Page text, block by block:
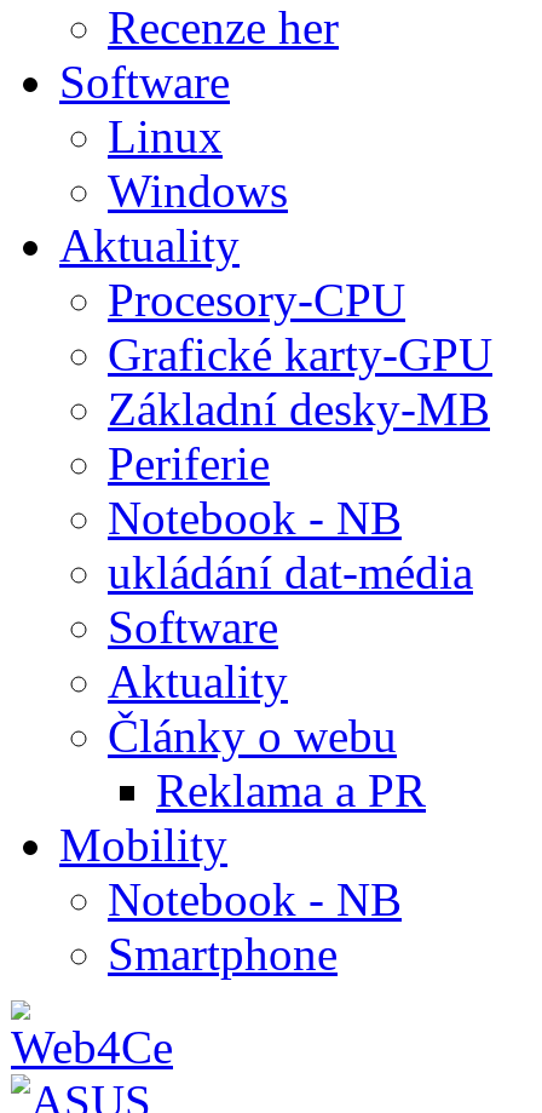
Recenze her
Software
Linux
Windows
Aktuality
Procesory-CPU
Grafické karty-GPU
Základní desky-MB
Periferie
Notebook - NB
ukládání dat-média
Software
Aktuality
Články o webu
Reklama a PR
Mobility
Notebook - NB
Smartphone